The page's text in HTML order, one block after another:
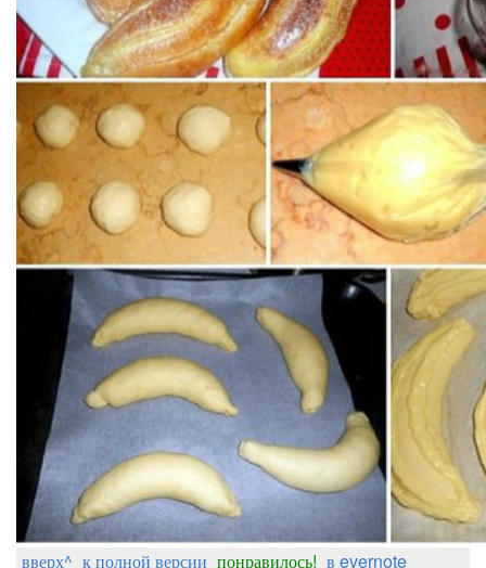
вверх^ к полной версии понравилось! в evernote